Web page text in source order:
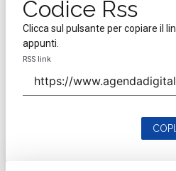
Codice Rss
Clicca sul pulsante per copiare il
appunti.
RSS link